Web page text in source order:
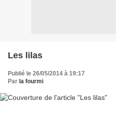
Les lilas
Publié le 26/05/2014 à 19:17
Par la fourmi